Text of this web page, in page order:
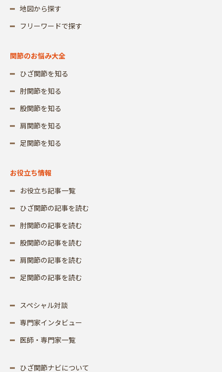
地図から探す
フリーワードで探す
関節のお悩み大全
ひざ関節を知る
肘関節を知る
股関節を知る
肩関節を知る
足関節を知る
お役立ち情報
お役立ち記事一覧
ひざ関節の記事を読む
肘関節の記事を読む
股関節の記事を読む
肩関節の記事を読む
足関節の記事を読む
スペシャル対談
専門家インタビュー
医師・専門家一覧
ひざ関節ナビについて